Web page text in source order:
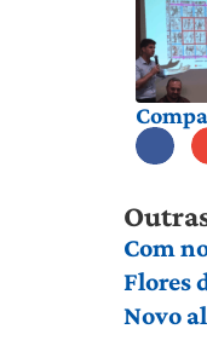
Com
Flores
Novo